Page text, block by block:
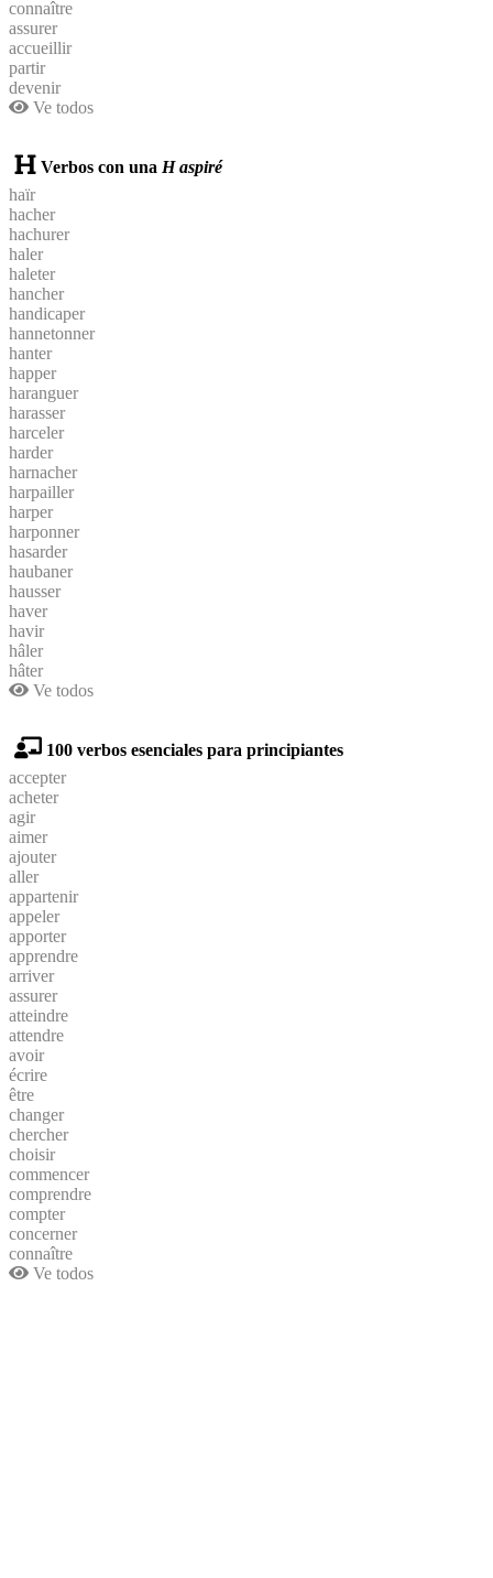
connaître
assurer
accueillir
partir
devenir
Ve todos
Verbos con una H aspiré
haïr
hacher
hachurer
haler
haleter
hancher
handicaper
hannetonner
hanter
happer
haranguer
harasser
harceler
harder
harnacher
harpailler
harper
harponner
hasarder
haubaner
hausser
haver
havir
hâler
hâter
Ve todos
100 verbos esenciales para principiantes
accepter
acheter
agir
aimer
ajouter
aller
appartenir
appeler
apporter
apprendre
arriver
assurer
atteindre
attendre
avoir
écrire
être
changer
chercher
choisir
commencer
comprendre
compter
concerner
connaître
Ve todos